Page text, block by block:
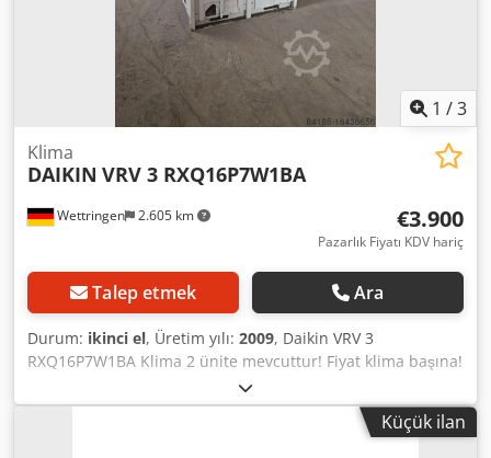
1 /3
Wettringen 2.605 km
Klima
DAIKIN VRV 3 RXQ16P7W1BA
€3.900
Pazarlık Fiyatı KDV hariç
Talep etmek Ara
Durum: ikinci el, Üretim yılı: 2009, Daikin VRV 3
RXQ16P7W1BA Klima 2 ünite mevcuttur! Fiyat klima başına!
Daha fazla detay ve teslimat kapsamı için fotoğrafa bakınız.
Teknik veriler tip plakasına bakınız. Ürün durumu:
kullanılmış, test edilmemiş durum: kullanılmış, testKüçük ilan